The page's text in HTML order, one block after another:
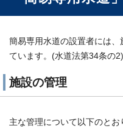
簡易専用水道の設置者には
ています。(水道法第34条の2)
施設の管理
主な管理について以下のと